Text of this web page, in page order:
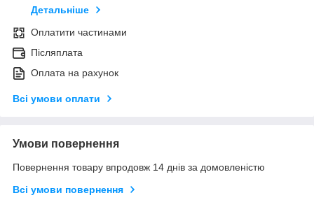
Детальніше
Оплатити частинами
Післяплата
Оплата на рахунок
Всі умови оплати
Умови повернення
Повернення товару впродовж 14 днів за домовленістю
Всі умови повернення